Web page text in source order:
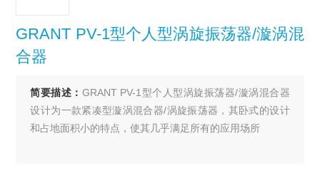
GRANT PV-1型个人型涡旋振荡器/漩涡混
合器
简要描述： GRANT PV-1型个人型涡旋振荡器/漩涡混合器
设计为一款紧凑型漩涡混合器/涡旋振荡器，其卧式的设计
和占地面积小的特点，使其几乎满足所有的应用场所